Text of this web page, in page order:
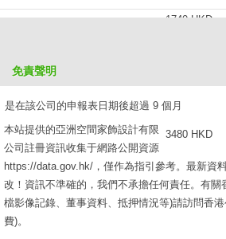
1740 HKD
是在該公司的申報表日期後超過 9 個月
3480 HKD
免責聲明
本站提供的亞洲空間家飾設計有限
公司註冊資訊收集于網路公開資源
https://data.gov.hk/，僅作為指引參考。最新資
改！資訊不準確的，我們不承擔任何責任。有關
檔影像記錄、董事資料、抵押情況等)請訪問香
費)。